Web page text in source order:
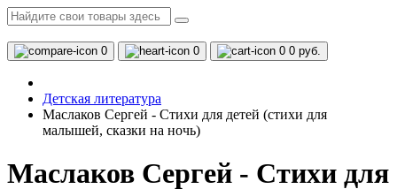
0 0 0 0 руб.
Детская литература
Маслаков Сергей - Стихи для детей (стихи для
малышей, сказки на ночь)
Маслаков Сергей - Стихи для